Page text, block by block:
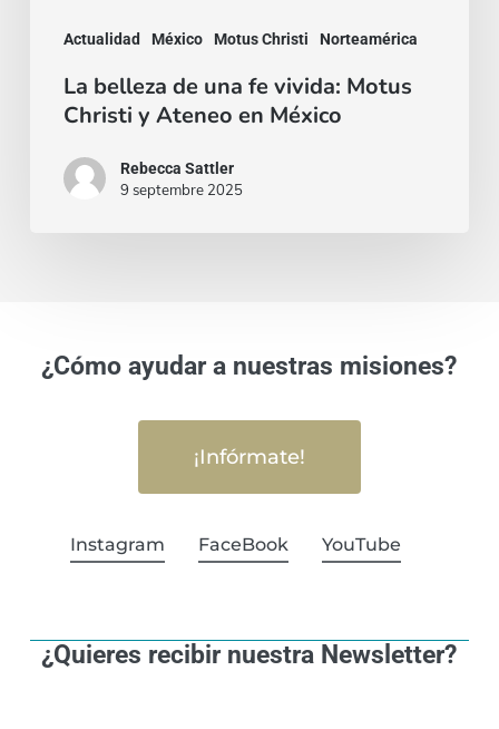
Actualidad México Motus Christi Norteamérica
La belleza de una fe vivida: Motus
Christi y Ateneo en México
Rebecca Sattler
9 septembre 2025
¿Cómo ayudar a nuestras misiones?
¡Infórmate!
Instagram FaceBook YouTube
¿Quieres recibir nuestra Newsletter?